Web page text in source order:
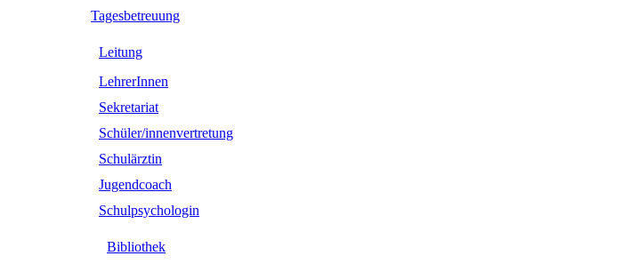
Tagesbetreuung
Leitung
LehrerInnen
Sekretariat
Schüler/innenvertretung
Schulärztin
Jugendcoach
Schulpsychologin
Bibliothek